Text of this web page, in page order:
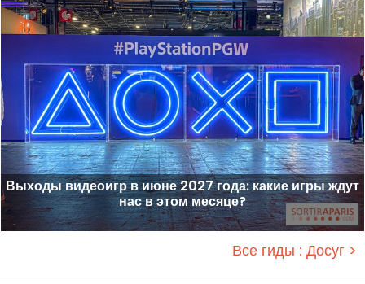
Выходы видеоигр в июне 2027 года: какие игры ждут
нас в этом месяце?
Все гиды : Досуг >